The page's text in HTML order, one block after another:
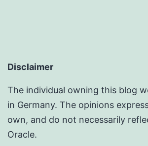
Disclaimer
The individual owning this blog
in Germany. The opinions
own, and do not necessarily
Oracle.